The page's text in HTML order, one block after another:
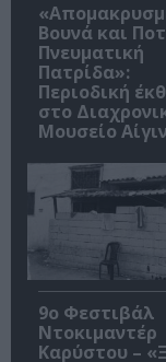
Βουνά και
Πνευματική
Πατρίδα»:
Περιοδική
στο
Μουσείο
9ο Φεστιβάλ
Ντοκιμαντέρ
Καρύστου –